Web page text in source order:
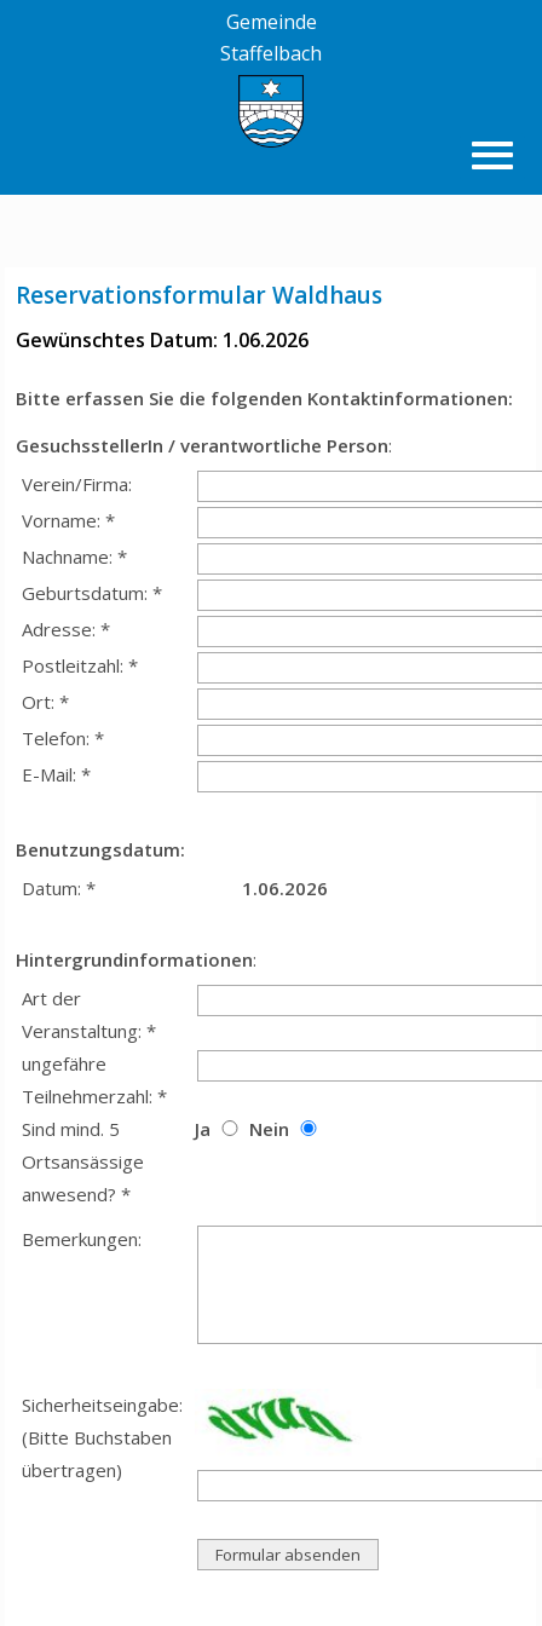
Gemeinde
Staffelbach
Reservationsformular Waldhaus
Gewünschtes Datum: 1.06.2026
Bitte erfassen Sie die folgenden Kontaktinformationen:
GesuchsstellerIn / verantwortliche Person:
Verein/Firma:
Vorname: *
Nachname: *
Geburtsdatum: *
Adresse: *
Postleitzahl: *
Ort: *
Telefon: *
E-Mail: *
Benutzungsdatum:
Datum: *
1.06.2026
Hintergrundinformationen:
Art der
Veranstaltung: *
ungefähre
Teilnehmerzahl: *
Sind mind. 5
Ortsansässige
anwesend? *
Ja Nein
Bemerkungen:
Sicherheitseingabe:
(Bitte Buchstaben
übertragen)